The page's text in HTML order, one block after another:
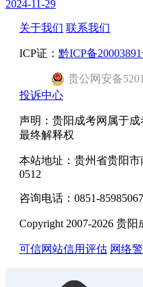
2024-11-29
关于我们 联系我们
ICP证： 黔ICP备
贵公网安备
投诉中心
声明：贵阳成考网属于
最终解释权
本站地址：贵州省贵阳
0512
咨询电话：0851-
Copyright 2007-2026 贵
可信网站信用评估 网络